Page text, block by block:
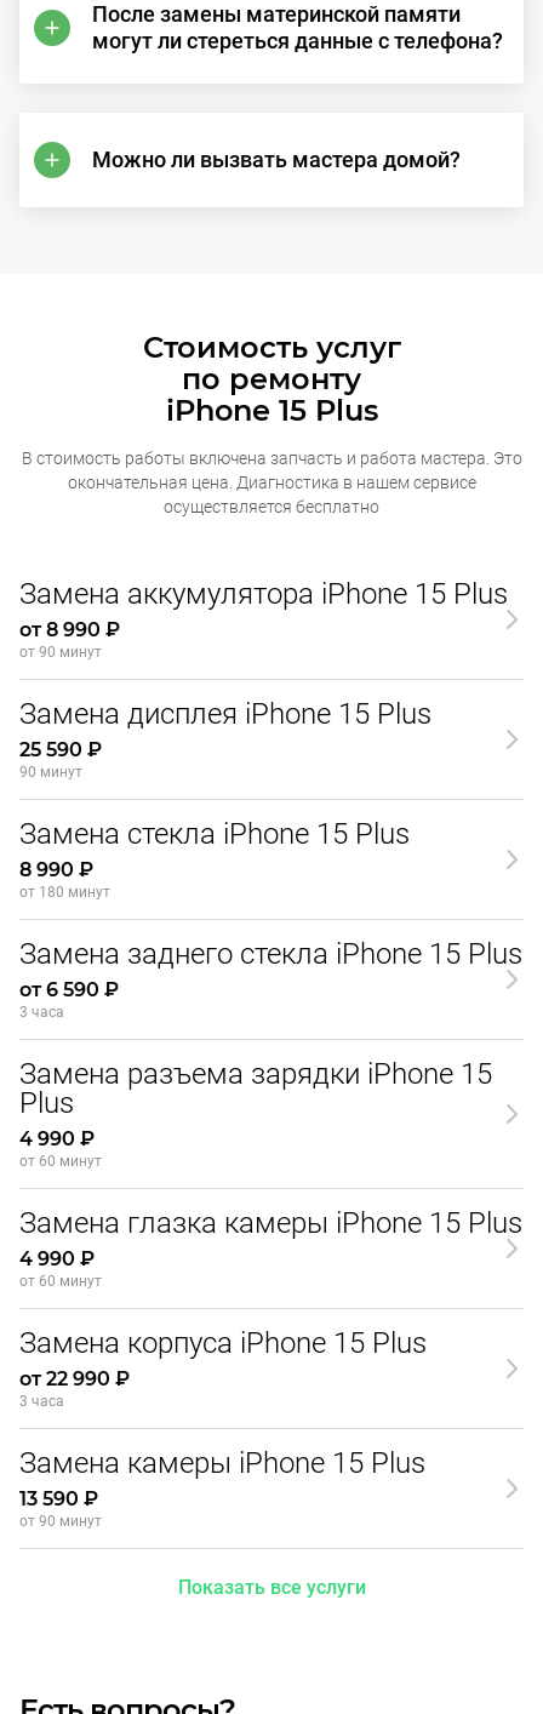
После замены материнской памяти
могут ли стереться данные с телефона?
Можно ли вызвать мастера домой?
Стоимость услуг
по ремонту
iPhone 15 Plus
В стоимость работы включена запчасть и работа мастера. Это
окончательная цена. Диагностика в нашем сервисе
осуществляется бесплатно
Замена аккумулятора iPhone 15 Plus
от 8 990 ₽
от 90 минут
Замена дисплея iPhone 15 Plus
25 590 ₽
90 минут
Замена стекла iPhone 15 Plus
8 990 ₽
от 180 минут
Замена заднего стекла iPhone 15 Plus
от 6 590 ₽
3 часа
Замена разъема зарядки iPhone 15
Plus
4 990 ₽
от 60 минут
Замена глазка камеры iPhone 15 Plus
4 990 ₽
от 60 минут
Замена корпуса iPhone 15 Plus
от 22 990 ₽
3 часа
Замена камеры iPhone 15 Plus
13 590 ₽
от 90 минут
Показать все услуги